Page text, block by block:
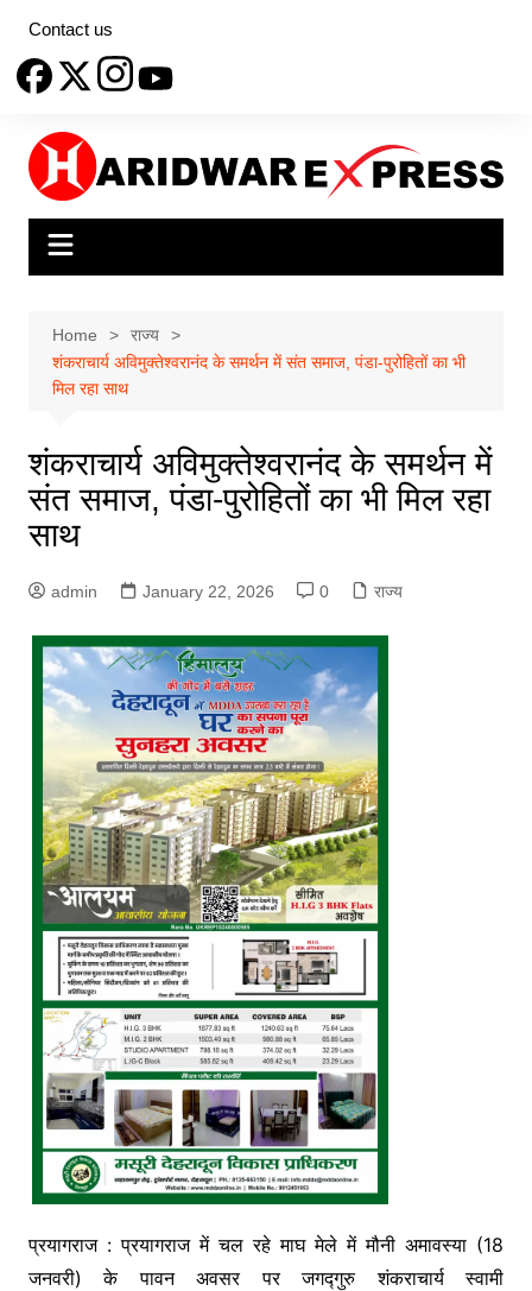
content
Contact us
Home
राज्य
शंकराचार्य अविमुक्तेश्वरानंद के समर्थन में संत समाज, पंडा-पुरोहितों का भी
मिल रहा साथ
शंकराचार्य अविमुक्तेश्वरानंद के समर्थन में
संत समाज, पंडा-पुरोहितों का भी मिल रहा
साथ
admin January 22, 2026 0 राज्य
प्रयागराज : प्रयागराज में चल रहे माघ मेले में मौनी अमावस्या (18
जनवरी) के पावन अवसर पर जगद्गुरु शंकराचार्य स्वामी